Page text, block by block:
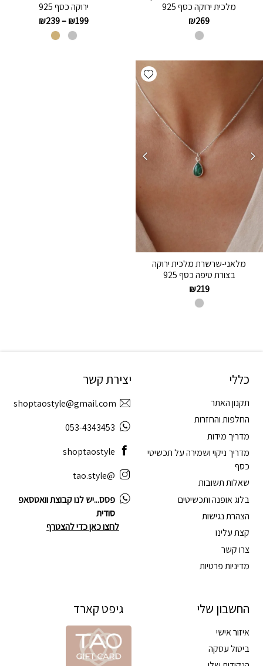
מלכית ירוקה כסף 925
₪269
ירוקה כסף 925
₪199
–
₪239
Add wishlist
מלאני-שרשרת מלכית ירוקה
בצורת טיפה כסף 925
₪219
כללי
תקנון האתר
החלפות והחזרות
מדריך מידות
מדריך ניקוי ושמירה על תכשיטי
כסף
שאלות תשובות
בלוג אופנה ותכשיטים
הצהרת נגישות
קצת עלינו
צרו קשר
מדיניות פרטיות
החשבון שלי
איזור אישי
ביטול עסקה
יצירת קשר
shoptaostyle@gmail.com
053-4343453
shoptaostyle
@tao.style
פסס...יש לנו קבוצת וואטסאפ
סודית
לחצו כאן כדי להצטרף
גיפט קארד